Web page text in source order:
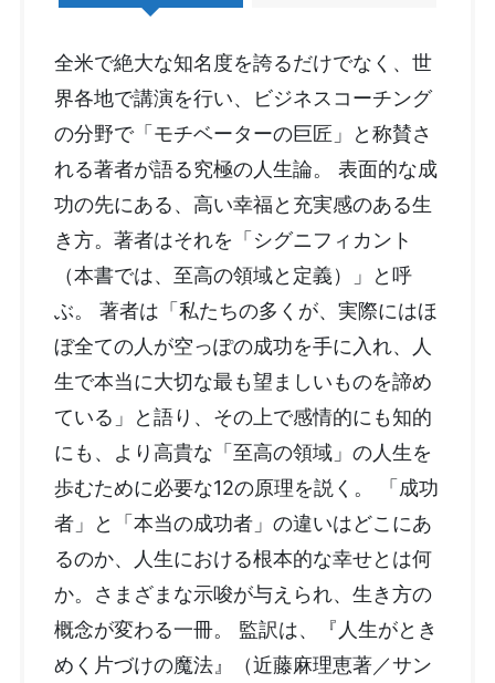
全米で絶大な知名度を誇るだけでなく、世
界各地で講演を行い、ビジネスコーチング
の分野で「モチベーターの巨匠」と称賛さ
れる著者が語る究極の人生論。 表面的な成
功の先にある、高い幸福と充実感のある生
き方。著者はそれを「シグニフィカント
（本書では、至高の領域と定義）」と呼
ぶ。 著者は「私たちの多くが、実際にはほ
ぼ全ての人が空っぽの成功を手に入れ、人
生で本当に大切な最も望ましいものを諦め
ている」と語り、その上で感情的にも知的
にも、より高貴な「至高の領域」の人生を
歩むために必要な12の原理を説く。 「成功
者」と「本当の成功者」の違いはどこにあ
るのか、人生における根本的な幸せとは何
か。さまざまな示唆が与えられ、生き方の
概念が変わる一冊。 監訳は、『人生がとき
めく片づけの魔法』（近藤麻理恵著／サン